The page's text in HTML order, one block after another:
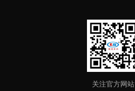
关注官方网站